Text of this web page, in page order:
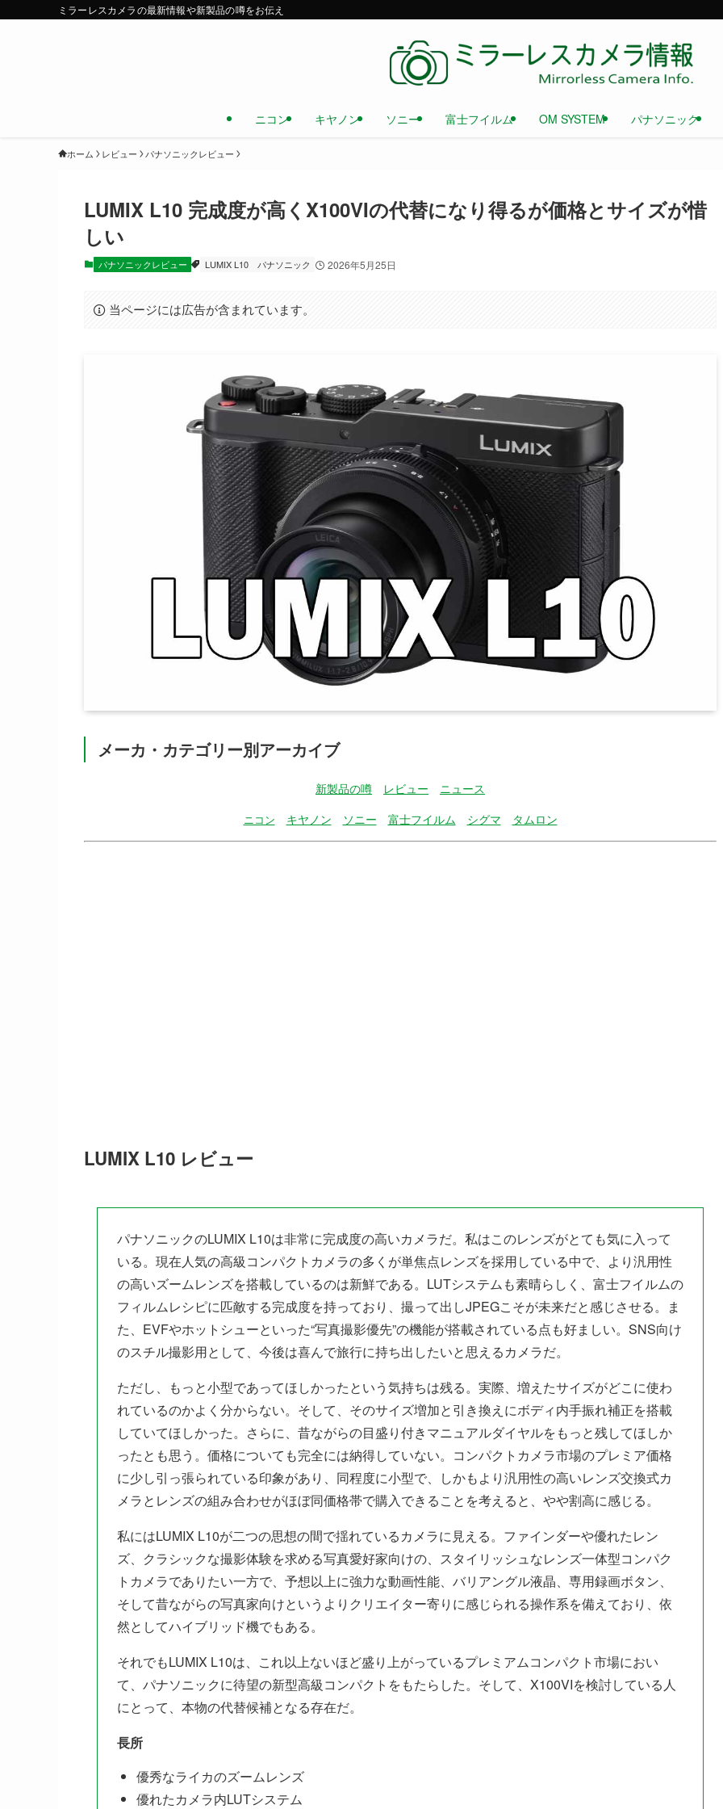
ミラーレスカメラの最新情報や新製品の噂をお伝え
ニコン キヤノン ソニー 富士フイルム OM SYSTEM パナソニック
ホーム レビュー パナソニックレビュー
LUMIX L10 完成度が高くX100VIの代替になり得るが価格とサイズが惜
しい
パナソニックレビュー LUMIX L10 パナソニック 2026年5月25日
当ページには広告が含まれています。
メーカ・カテゴリー別アーカイブ
新製品の噂 レビュー ニュース
ニコン キヤノン ソニー 富士フイルム シグマ タムロン
LUMIX L10 レビュー
パナソニックのLUMIX L10は非常に完成度の高いカメラだ。私はこのレンズがとても気に入って
いる。現在人気の高級コンパクトカメラの多くが単焦点レンズを採用している中で、より汎用性
の高いズームレンズを搭載しているのは新鮮である。LUTシステムも素晴らしく、富士フイルムの
フィルムレシピに匹敵する完成度を持っており、撮って出しJPEGこそが未来だと感じさせる。ま
た、EVFやホットシューといった“写真撮影優先”の機能が搭載されている点も好ましい。SNS向け
のスチル撮影用として、今後は喜んで旅行に持ち出したいと思えるカメラだ。
ただし、もっと小型であってほしかったという気持ちは残る。実際、増えたサイズがどこに使わ
れているのかよく分からない。そして、そのサイズ増加と引き換えにボディ内手振れ補正を搭載
していてほしかった。さらに、昔ながらの目盛り付きマニュアルダイヤルをもっと残してほしか
ったとも思う。価格についても完全には納得していない。コンパクトカメラ市場のプレミア価格
に少し引っ張られている印象があり、同程度に小型で、しかもより汎用性の高いレンズ交換式カ
メラとレンズの組み合わせがほぼ同価格帯で購入できることを考えると、やや割高に感じる。
私にはLUMIX L10が二つの思想の間で揺れているカメラに見える。ファインダーや優れたレン
ズ、クラシックな撮影体験を求める写真愛好家向けの、スタイリッシュなレンズ一体型コンパク
トカメラでありたい一方で、予想以上に強力な動画性能、バリアングル液晶、専用録画ボタン、
そして昔ながらの写真家向けというよりクリエイター寄りに感じられる操作系を備えており、依
然としてハイブリッド機でもある。
それでもLUMIX L10は、これ以上ないほど盛り上がっているプレミアムコンパクト市場におい
て、パナソニックに待望の新型高級コンパクトをもたらした。そして、X100VIを検討している人
にとって、本物の代替候補となる存在だ。
長所
優秀なライカのズームレンズ
優れたカメラ内LUTシステム